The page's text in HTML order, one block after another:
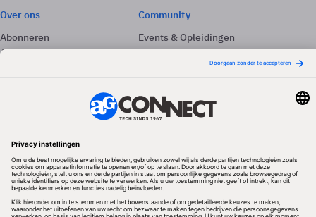
Over ons
Abonneren
Adverteren
Community
Events & Opleidingen
Nieuwsbrieven
Volg ons
Redactionele partner